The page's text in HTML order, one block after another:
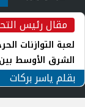
مقال رئيس
لعبة التوازنات
الشرق الأوسط
ورياح طهران
بقلم ياسر بركات
صحة وجمال
العدد الورقي
من